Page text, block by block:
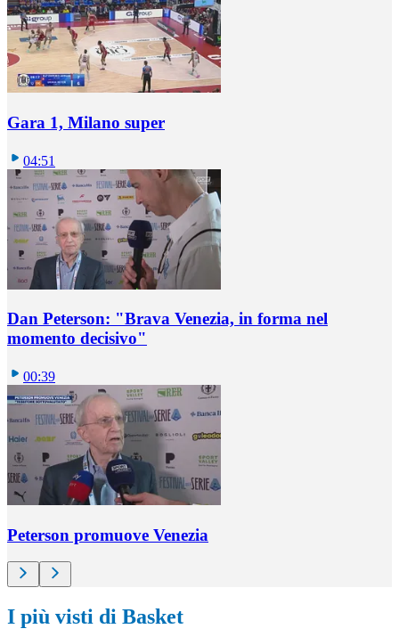
Gara 1, Milano super
04:51
Dan Peterson: "Brava Venezia, in forma nel
momento decisivo"
00:39
Peterson promuove Venezia
I più visti di Basket